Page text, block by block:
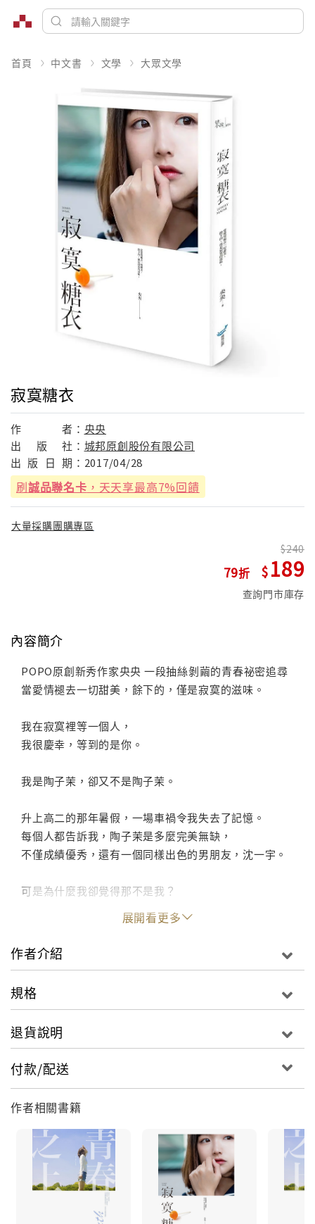
首頁 中文書 文學 大眾文學
寂寞糖衣
作 者： 央央
出
版 社： 城邦原創股份有限公司
出 版 日 期： 2017/04/28
刷誠品聯名卡 ，天天享最高7%回饋
大量採購團購專區
79
240
189
查詢門市庫存
內容簡介
POPO原創新秀作家央央 一段抽絲剝繭的青春祕密追尋
當愛情褪去一切甜美，餘下的，僅是寂寞的滋味。
我在寂寞裡等一個人，
我很慶幸，等到的是你。
我是陶子茉，卻又不是陶子茉。
升上高二的那年暑假，一場車禍令我失去了記憶。
每個人都告訴我，陶子茉是多麼完美無缺，
不僅成績優秀，還有一個同樣出色的男朋友，沈一宇。
可是為什麼我卻覺得那不是我？
不管怎麼努力念書，成績也只是差強人意，
不管沈一宇對我再好，我卻怎麼樣都無法適應他的擁
抱。
直到遇見周予寂，在他面前，我終於得以展現真實的自
我貪心地期盼，他能永遠陪在我身邊，為我驅散寂寞，
展開看更多
作者介紹
規格
退貨說明
付款/配送
作者相關書籍